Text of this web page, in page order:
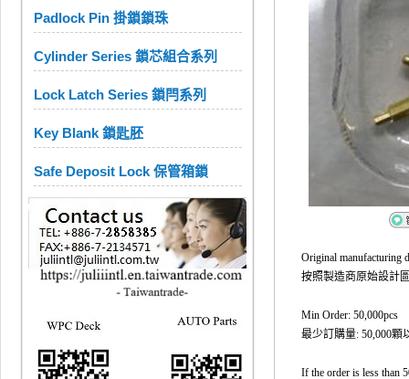
Padlock Pin 掛鎖鎖珠
Cylinder Series 鎖芯組合系列
Lock Latch Series 鎖閂系列
Key Blank 鎖匙胚
Safe Deposit Lock 保管箱鎖
Original manufacturing
按照製造商原始設計
Min Order: 50,000pcs
最少訂購量: 50,000顆
If the order is less than